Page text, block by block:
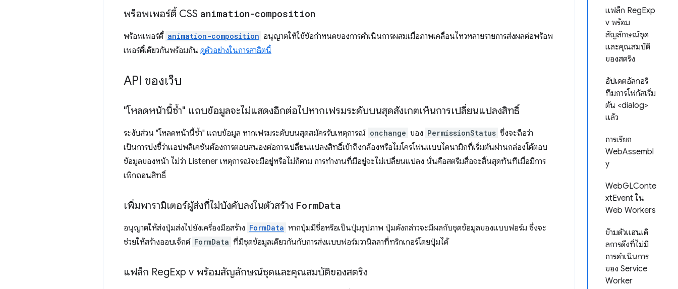
แฟล็ก RegExp
v พร้อม
สัญลักษณ์ชุด
และคุณสมบัติ
ของสตริง
อัปเดตอัลกอริ
ทึมการโฟกัสเริ่ม
ต้น <dialog>
แล้ว
การเรียก
WebAssembl
y
WebGLConte
xtEvent ใน
Web Workers
ข้ามตัวแฮนเดิ
ลการดึงที่ไม่มี
การดำเนินการ
ของ Service
Worker
พร็อพเพอร์ตี้ CSS animation-composition
พร็อพเพอร์ตี้ animation-composition อนุญาตให้ใช้ข้อกำหนดของการดำเนินการผสมเมื่อภาพเคลื่อนไหวหลายรายการส่งผลต่อพร็อพ
เพอร์ตี้เดียวกันพร้อมกัน ดูตัวอย่างในการสาธิตนี้
API ของเว็บ
"โหลดหน้านี้ซ้ำ" แถบข้อมูลจะไม่แสดงอีกต่อไปหากเฟรมระดับบนสุดสังเกตเห็นการเปลี่ยนแปลงสิทธิ์
ระงับส่วน "โหลดหน้านี้ซ้ำ" แถบข้อมูล หากเฟรมระดับบนสุดสมัครรับเหตุการณ์ onchange ของ PermissionStatus ซึ่งจะถือว่า
เป็นการบ่งชี้ว่าแอปพลิเคชันต้องการตอบสนองต่อการเปลี่ยนแปลงสิทธิ์เข้าถึงกล้องหรือไมโครโฟนแบบไดนามิกที่เริ่มต้นผ่านกล่องโต้ตอบ
ข้อมูลของหน้า ไม่ว่า Listener เหตุการณ์จะมีอยู่หรือไม่ก็ตาม การทำงานที่มีอยู่จะไม่เปลี่ยนแปลง นั่นคือสตรีมสื่อจะสิ้นสุดทันทีเมื่อมีการ
เพิกถอนสิทธิ์
เพิ่มพารามิเตอร์ผู้ส่งที่ไม่บังคับลงในตัวสร้าง FormData
อนุญาตให้ส่งปุ่มส่งไปยังเครื่องมือสร้าง FormData หากปุ่มมีชื่อหรือเป็นปุ่มรูปภาพ ปุ่มดังกล่าวจะมีผลกับชุดข้อมูลของแบบฟอร์ม ซึ่งจะ
ช่วยให้สร้างออบเจ็กต์ FormData ที่มีชุดข้อมูลเดียวกันกับการส่งแบบฟอร์มวานิลลาที่ทริกเกอร์โดยปุ่มได้
แฟล็ก RegExp v พร้อมสัญลักษณ์ชุดและคุณสมบัติของสตริง